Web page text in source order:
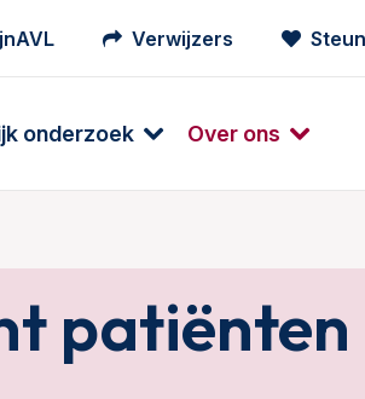
Verwijzers
onderzoek Over ons
patiënten